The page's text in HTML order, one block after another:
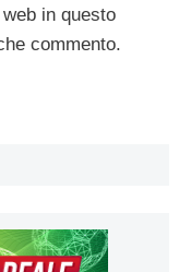
in questo
commento.